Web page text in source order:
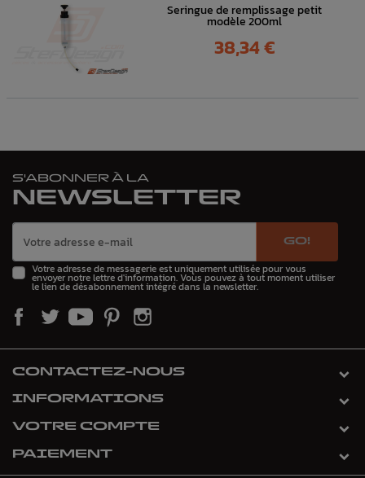
Seringue de remplissage petit
modèle 200ml
Prix
38,34 €
S'ABONNER À LA
NEWSLETTER
GO!
Votre adresse de messagerie est uniquement utilisée pour vous
envoyer notre lettre d'information. Vous pouvez à tout moment utiliser
le lien de désabonnement intégré dans la newsletter.
CONTACTEZ-NOUS
INFORMATIONS
VOTRE COMPTE
PAIEMENT